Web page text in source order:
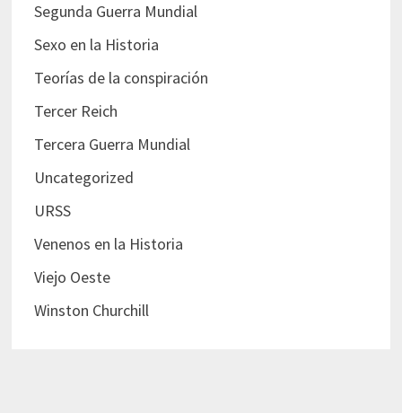
Segunda Guerra Mundial
Sexo en la Historia
Teorías de la conspiración
Tercer Reich
Tercera Guerra Mundial
Uncategorized
URSS
Venenos en la Historia
Viejo Oeste
Winston Churchill